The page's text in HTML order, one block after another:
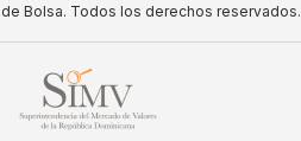
Bolsa. Todos los derechos reservados.